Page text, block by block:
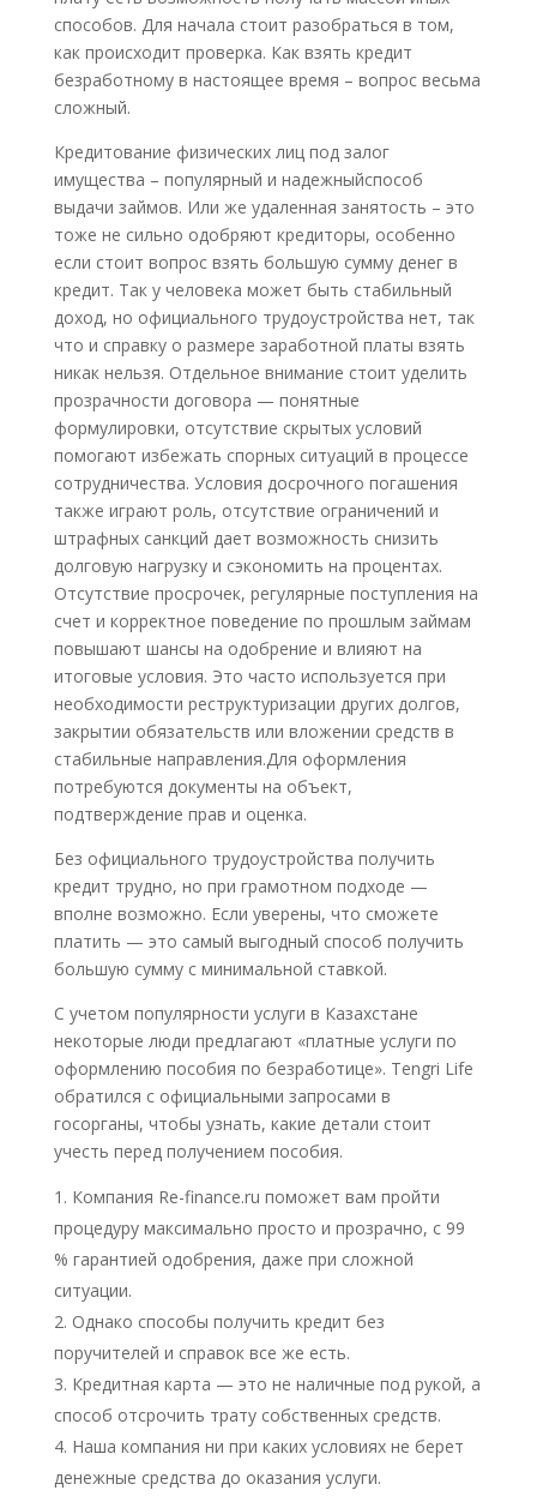
способов. Для начала стоит разобраться в том,
как происходит проверка. Как взять кредит
безработному в настоящее время – вопрос весьма
сложный.
Кредитование физических лиц под залог
имущества – популярный и надежныйспособ
выдачи займов. Или же удаленная занятость – это
тоже не сильно одобряют кредиторы, особенно
если стоит вопрос взять большую сумму денег в
кредит. Так у человека может быть стабильный
доход, но официального трудоустройства нет, так
что и справку о размере заработной платы взять
никак нельзя. Отдельное внимание стоит уделить
прозрачности договора — понятные
формулировки, отсутствие скрытых условий
помогают избежать спорных ситуаций в процессе
сотрудничества. Условия досрочного погашения
также играют роль, отсутствие ограничений и
штрафных санкций дает возможность снизить
долговую нагрузку и сэкономить на процентах.
Отсутствие просрочек, регулярные поступления на
счет и корректное поведение по прошлым займам
повышают шансы на одобрение и влияют на
итоговые условия. Это часто используется при
необходимости реструктуризации других долгов,
закрытии обязательств или вложении средств в
стабильные направления.Для оформления
потребуются документы на объект,
подтверждение прав и оценка.
Без официального трудоустройства получить
кредит трудно, но при грамотном подходе —
вполне возможно. Если уверены, что сможете
платить — это самый выгодный способ получить
большую сумму с минимальной ставкой.
С учетом популярности услуги в Казахстане
некоторые люди предлагают «платные услуги по
оформлению пособия по безработице». Tengri Life
обратился с официальными запросами в
госорганы, чтобы узнать, какие детали стоит
учесть перед получением пособия.
Компания Re-finance.ru поможет вам пройти
процедуру максимально просто и прозрачно, с 99
% гарантией одобрения, даже при сложной
ситуации.
Однако способы получить кредит без
поручителей и справок все же есть.
Кредитная карта — это не наличные под рукой, а
способ отсрочить трату собственных средств.
Наша компания ни при каких условиях не берет
денежные средства до оказания услуги.